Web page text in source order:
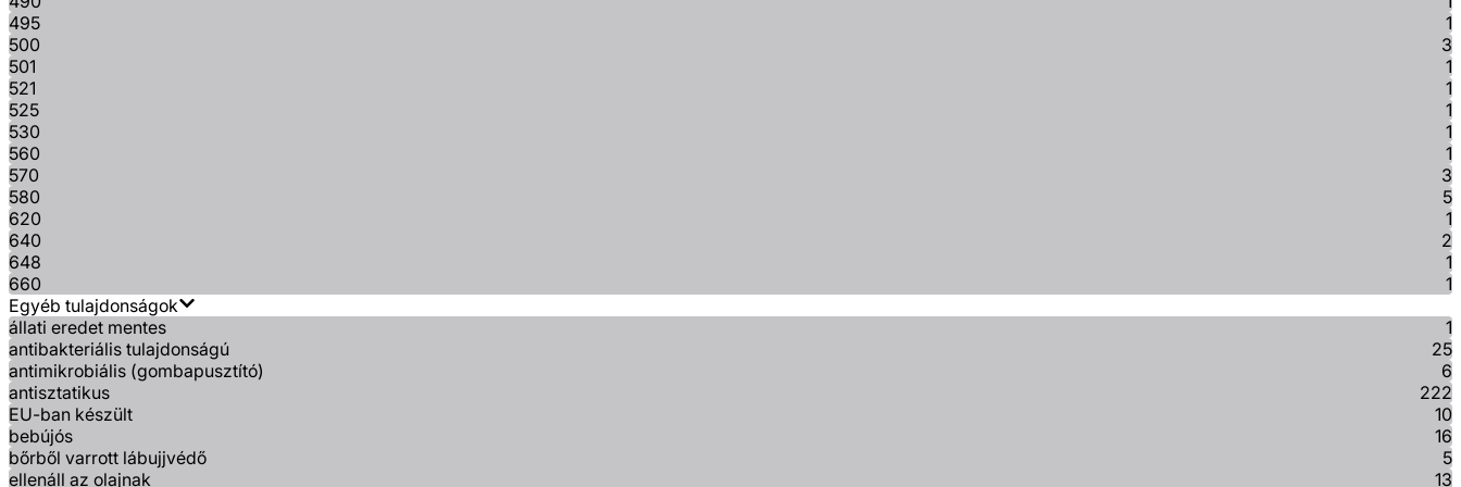
495
1
500
3
501
1
521
1
525
1
530
1
560
1
570
3
580
5
620
1
640
2
648
1
660
1
Egyéb tulajdonságok
állati eredet mentes
1
antibakteriális tulajdonságú
25
antimikrobiális (gombapusztító)
6
antisztatikus
222
EU-ban készült
10
bebújós
16
bőrből varrott lábujjvédő
5
ellenáll az olajnak
13